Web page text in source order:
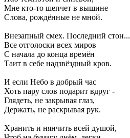
Мне кто-то шепчет в вышине
Слова, рождённые не мной.
Внезапный смех. Последний стон...
Все отголоски всех миров
С начала до конца времён
Таит в себе надзвёздный кров.
И если Небо в добрый час
Хоть пару слов подарит вдруг -
Глядеть, не закрывая глаз,
Держать, не раскрывая рук.
Хранить и нянчить всей душой,